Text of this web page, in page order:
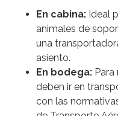
En cabina: Ideal
animales de
una
asiento.
En bodega:
deben ir en
con las